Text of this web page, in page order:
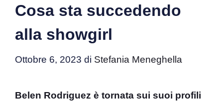
Cosa sta succedendo
alla showgirl
Ottobre 6, 2023 di Stefania Meneghella
Belen Rodriguez è tornata sui suoi profili